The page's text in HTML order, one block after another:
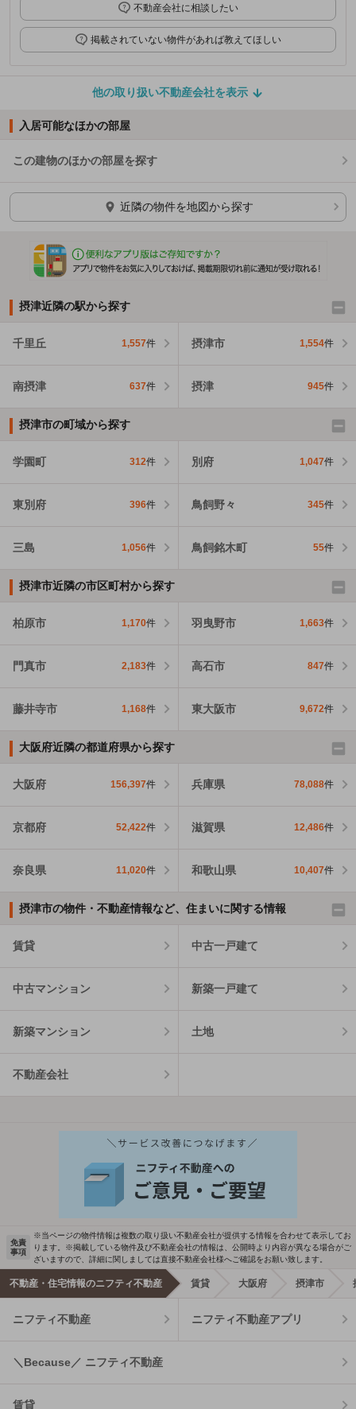
不動産会社に相談したい
掲載されていない物件があれば教えてほしい
他の取り扱い不動産会社を表示
入居可能なほかの部屋
この建物のほかの部屋を探す
ほかの部屋を検索中…
近隣の物件を地図から探す
摂津近隣の駅から探す
千里丘 1,557件 摂津市 1,554件
南摂津 637件 摂津 945件
摂津市の町域から探す
学園町 312件 別府 1,047件
東別府 396件 鳥飼野々 345件
三島 1,056件 鳥飼銘木町 55件
摂津市近隣の市区町村から探す
柏原市 1,170件 羽曳野市 1,663件
門真市 2,183件 高石市 847件
藤井寺市 1,168件 東大阪市 9,672件
大阪府近隣の都道府県から探す
大阪府 156,397件 兵庫県 78,088件
京都府 52,422件 滋賀県 12,486件
奈良県 11,020件 和歌山県 10,407件
摂津市の物件・不動産情報など、住まいに関する情報
賃貸 中古一戸建て
中古マンション 新築一戸建て
新築マンション 土地
不動産会社
免責
事項
※当ページの物件情報は複数の取り扱い不動産会社が提供する情報を合わせて表示してお
ります。※掲載している物件及び不動産会社の情報は、公開時より内容が異なる場合がご
ざいますので、詳細に関しましては直接不動産会社様へご確認をお願い致します。
不動産・住宅情報のニフティ不動産 賃貸 大阪府 摂津市
ニフティ不動産 ニフティ不動産アプリ
＼Because／ ニフティ不動産
賃貸